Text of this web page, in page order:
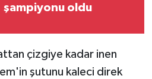
şampiyonu oldu
çizgiye kadar inen
şutunu kaleci direk